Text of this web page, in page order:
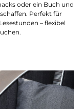
oder ein Buch und
Perfekt für
– flexibel